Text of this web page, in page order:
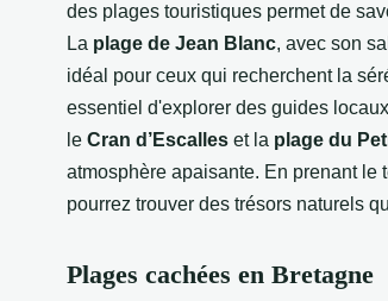
des plages touristiques permet de
La plage de Jean Blanc, avec son
idéal pour ceux qui recherchent la
essentiel d'explorer des guides
le Cran d’Escalles et la plage du
atmosphère apaisante. En prenant le
pourrez trouver des trésors naturels
Plages cachées en Bretagne